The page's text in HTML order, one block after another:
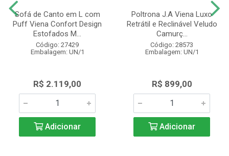
Sofá de Canto em L com
Puff Viena Confort Design
Estofados M...
Código: 27429
Embalagem: UN/1
R$ 2.119,00
Adicionar
Poltrona J.A Viena Luxo
Retrátil e Reclinável Veludo
Camurç...
Código: 28573
Embalagem: UN/1
R$ 899,00
Adicionar